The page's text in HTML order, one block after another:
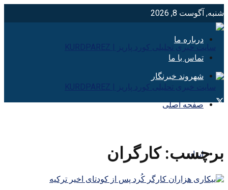
شنبه, آگوست 8, 2026
درباره ما
تماس با ما
شهروند خبرنگار
صفحه اصلی
ایران
برچسب:کارگران